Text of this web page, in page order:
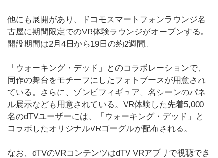
他にも展開があり、ドコモスマートフォンラウンジ名
古屋に期間限定でのVR体験ラウンジがオープンする。
開設期間は2月4日から19日の約2週間。
「ウォーキング・デッド」とのコラボレーションで、
同作の舞台をモチーフにしたフォトブースが用意され
ている。さらに、ゾンビフィギュア、名シーンのパネ
ル展示なども用意されている。VR体験した先着5,000
名のdTVユーザーには、「ウォーキング・デッド」と
コラボしたオリジナルVRゴーグルが配布される。
なお、dTVのVRコンテンツはdTV VRアプリで視聴でき